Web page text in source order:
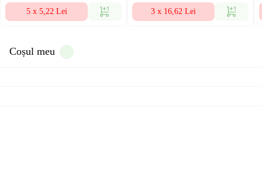
5 x 5,22 Lei 3 x 16,62 Lei
Coșul meu